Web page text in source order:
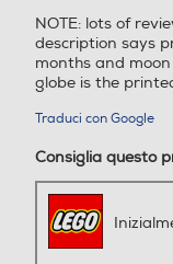
NOTE: lots of
description says
months and moon
globe is the
Traduci con Google
Consiglia questo